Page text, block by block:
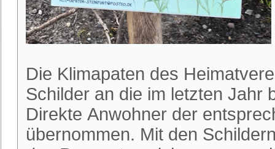
Die Klimapaten des
Schilder an die im letzten Jahr
Direkte Anwohner der
übernommen. Mit den